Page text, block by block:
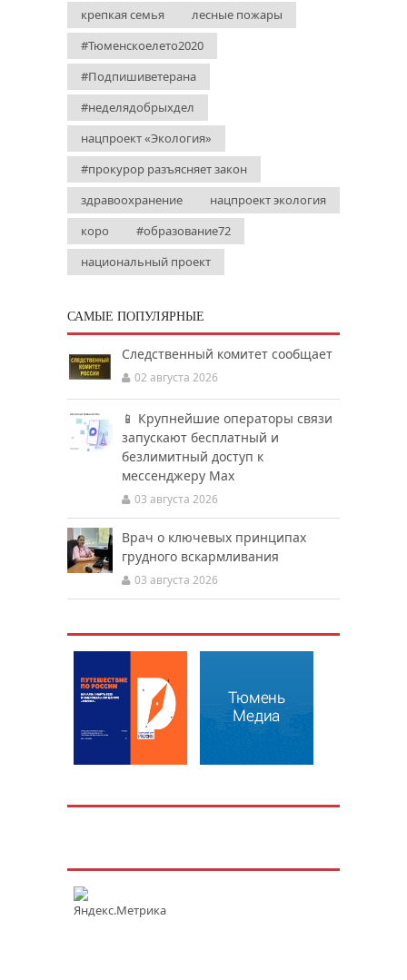
крепкая семья
лесные пожары
#Тюменскоелето2020
#Подпишиветерана
#неделядобрыхдел
нацпроект «Экология»
#прокурор разъясняет закон
здравоохранение
нацпроект экология
коро
#образование72
национальный проект
САМЫЕ ПОПУЛЯРНЫЕ
Следственный комитет сообщает
02 августа 2026
📱 Крупнейшие операторы связи
запускают бесплатный и
безлимитный доступ к
мессенджеру Мах
03 августа 2026
Врач о ключевых принципах
грудного вскармливания
03 августа 2026